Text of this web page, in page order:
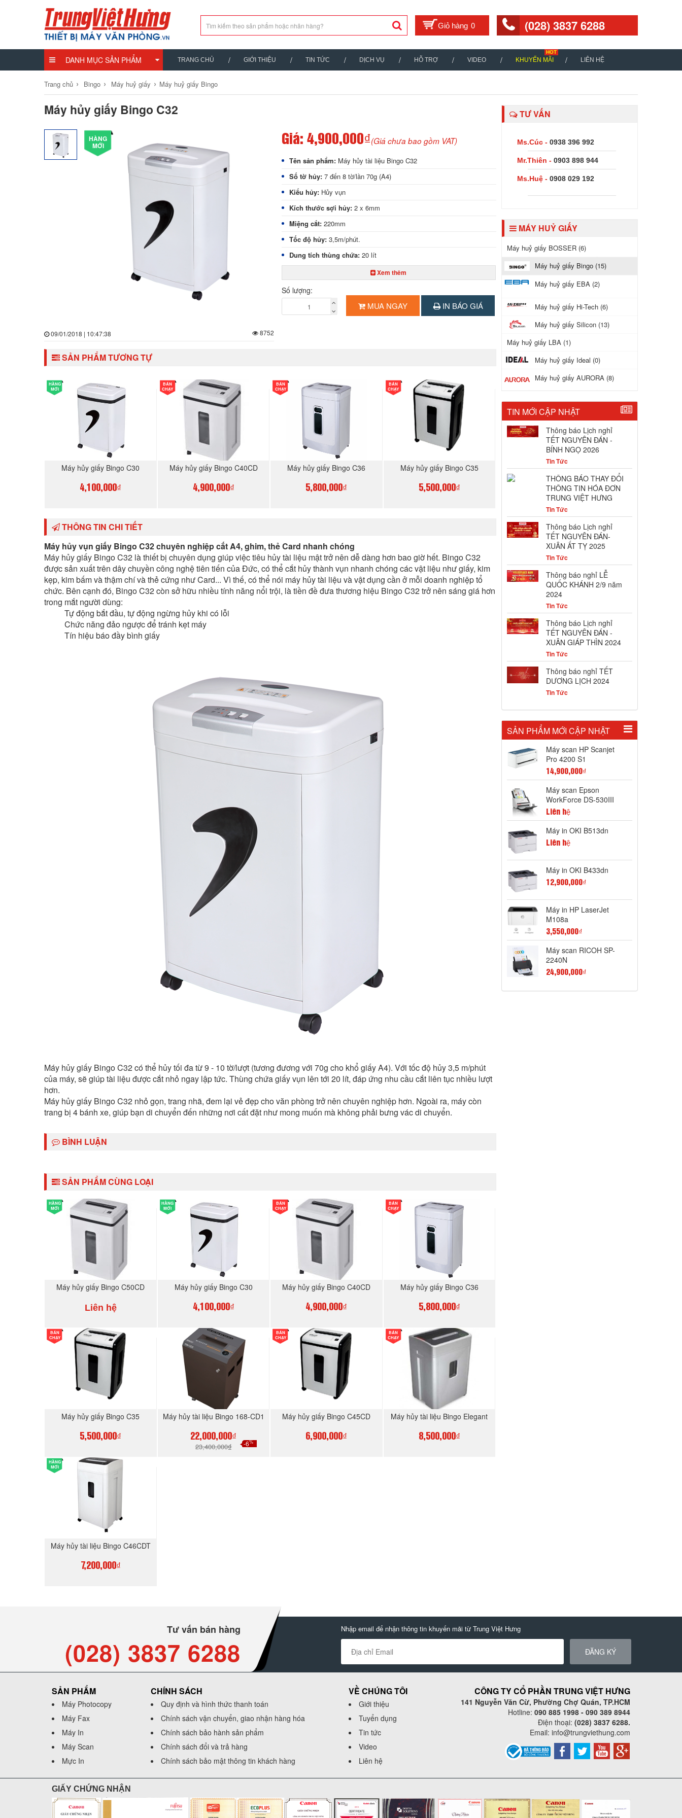
0 (028) 3837 6288
DANH MỤC SẢN PHẨM TRANG CHỦ GIỚI THIỆU TIN TỨC DỊCH VỤ HỖ TRỢ VIDEO KHUYẾN MÃI LIÊN HỆ
Trang chủ › Bingo › Máy huỷ giấy › Máy huỷ giấy Bingo
Máy hủy giấy Bingo C32
HÀNG
MỚI
09/01/2018 | 10:47:38 8752
Giá: 4,900,000₫(Giá chưa bao gồm VAT)
Tên sản phẩm:Máy hủy tài liệu Bingo C32
Số tờ hủy:7 đến 8 tờ/lần 70g (A4)
Kiểu hủy:Hủy vụn
Kích thước sợi hủy:2 x 6mm
Miệng cắt:220mm
Tốc độ hủy:3,5m/phút.
Dung tích thùng chứa:20 lít
Có thể hủy kim kẹp, kim bấm. Chức năng trả
ngược, Chức năng tự khởi động, ngừng sau khi hủy
Kích thước:370 x 340 x 570mm
Trọng lượng:13kg
Xem thêm
Số lượng:
MUA NGAY IN BÁO GIÁ
SẢN PHẨM TƯƠNG TỰ
HÀNG
MỚI
Máy hủy giấy Bingo C30
4,100,000₫
BÁN
CHẠY
Máy hủy giấy Bingo C40CD
4,900,000₫
BÁN
CHẠY
Máy hủy giấy Bingo C36
5,800,000₫
BÁN
CHẠY
Máy hủy giấy Bingo C35
5,500,000₫
THÔNG TIN CHI TIẾT
Máy hủy vụn giấy Bingo C32 chuyên nghiệp cắt A4, ghim, thẻ Card nhanh chóng
Máy hủy giấy Bingo C32 là thiết bị chuyên dụng giúp việc tiêu hủy tài liệu mật trở nên dễ dàng hơn bao giờ hết. Bingo C32
được sản xuất trên dây chuyền công nghệ tiên tiến của Đức, có thể cắt hủy thành vụn nhanh chóng các vật liệu như giấy, kim
kẹp, kim bấm và thậm chí và thẻ cứng như Card... Vì thế, có thể nói máy hủy tài liệu và vật dụng cần ở mỗi doanh nghiệp tổ
chức. Bên cạnh đó, Bingo C32 còn sở hữu nhiều tính năng nổi trội, là tiền đề đưa thương hiệu Bingo C32 trở nên sáng giá hơn
trong mắt người dùng:
Tự động bắt đầu, tự động ngừng hủy khi có lỗi
Chức năng đảo ngược để tránh kẹt máy
Tín hiệu báo đầy bình giấy
Máy hủy giấy Bingo C32 có thể hủy tối đa từ 9 - 10 tờ/lượt (tương đương với 70g cho khổ giấy A4). Với tốc độ hủy 3,5 m/phút
của máy, sẽ giúp tài liệu được cắt nhỏ ngay lập tức. Thùng chứa giấy vụn lên tới 20 lít, đáp ứng nhu cầu cắt liên tục nhiều lượt
hơn.
Máy hủy giấy Bingo C32 nhỏ gọn, trang nhã, đem lại vẻ đẹp cho văn phòng trở nên chuyên nghiệp hơn. Ngoài ra, máy còn
trang bị 4 bánh xe, giúp bạn di chuyển đến những nơi cất đặt như mong muốn mà không phải bưng vác di chuyển.
BÌNH LUẬN
SẢN PHẨM CÙNG LOẠI
HÀNG
MỚI
Máy hủy giấy Bingo C50CD
Liên hệ
MUA NGAY
HÀNG
MỚI
Máy hủy giấy Bingo C30
4,100,000₫
MUA NGAY
BÁN
CHẠY
Máy hủy giấy Bingo C40CD
4,900,000₫
MUA NGAY
BÁN
CHẠY
Máy hủy giấy Bingo C36
5,800,000₫
MUA NGAY
BÁN
CHẠY
Máy hủy giấy Bingo C35
5,500,000₫
MUA NGAY
Máy hủy tài liệu Bingo 168-CD1
22,000,000₫
23,400,000₫ -6%
BÁN
CHẠY
Máy hủy giấy Bingo C45CD
6,900,000₫
BÁN
CHẠY
Máy hủy tài liệu Bingo Elegant
8,500,000₫
HÀNG
MỚI
Máy hủy tài liệu Bingo C46CDT
7,200,000₫
TƯ VẤN
Ms.Cúc - 0938 396 992
Mr.Thiên - 0903 898 944
Ms.Huệ - 0908 029 192
MÁY HUỶ GIẤY
Máy huỷ giấy BOSSER (6)
Máy huỷ giấy Bingo (15)
Máy huỷ giấy EBA (2)
Máy huỷ giấy Hi-Tech (6)
Máy huỷ giấy Silicon (13)
Máy huỷ giấy LBA (1)
Máy huỷ giấy Ideal (0)
Máy huỷ giấy AURORA (8)
TIN MỚI CẬP NHẬT
Thông báo Lịch nghỉ
TẾT NGUYÊN ĐÁN -
BÍNH NGỌ 2026
Tin Tức
THÔNG BÁO THAY ĐỔI
THÔNG TIN HÓA ĐƠN
TRUNG VIỆT HƯNG
Tin Tức
Thông báo Lịch nghỉ
TẾT NGUYÊN ĐÁN-
XUÂN ẤT TỴ 2025
Tin Tức
Thông báo nghỉ LỄ
QUỐC KHÁNH 2/9 năm
2024
Tin Tức
Thông báo Lịch nghỉ
TẾT NGUYÊN ĐÁN -
XUÂN GIÁP THÌN 2024
Tin Tức
Thông báo nghỉ TẾT
DƯƠNG LỊCH 2024
Tin Tức
SẢN PHẨM MỚI CẬP NHẬT
Máy scan HP Scanjet
Pro 4200 S1
14,900,000₫
Máy scan Epson
WorkForce DS-530III
Liên hệ
Máy in OKI B513dn
Liên hệ
Máy in OKI B433dn
12,900,000₫
Máy in HP LaserJet
M108a
3,550,000₫
Máy scan RICOH SP-
2240N
24,900,000₫
Tư vấn bán hàng
(028) 3837 6288
Nhập email để nhận thông tin khuyến mãi từ Trung Việt Hưng
ĐĂNG KÝ
SẢN PHẨM
Máy Photocopy
Máy Fax
Máy In
Máy Scan
Mực In
CHÍNH SÁCH
Quy định và hình thức thanh toán
Chính sách vận chuyển, giao nhận hàng hóa
Chính sách bảo hành sản phẩm
Chính sách đổi và trả hàng
Chính sách bảo mật thông tin khách hàng
VỀ CHÚNG TÔI
Giới thiệu
Tuyển dụng
Tin tức
Video
Liên hệ
CÔNG TY CỔ PHẦN TRUNG VIỆT HƯNG
141 Nguyễn Văn Cừ, Phường Chợ Quán, TP.HCM
Hotline: 090 885 1998 - 090 389 8944
Điện thoại: (028) 3837 6288.
Email: info@trungviethung.com
GIẤY CHỨNG NHẬN